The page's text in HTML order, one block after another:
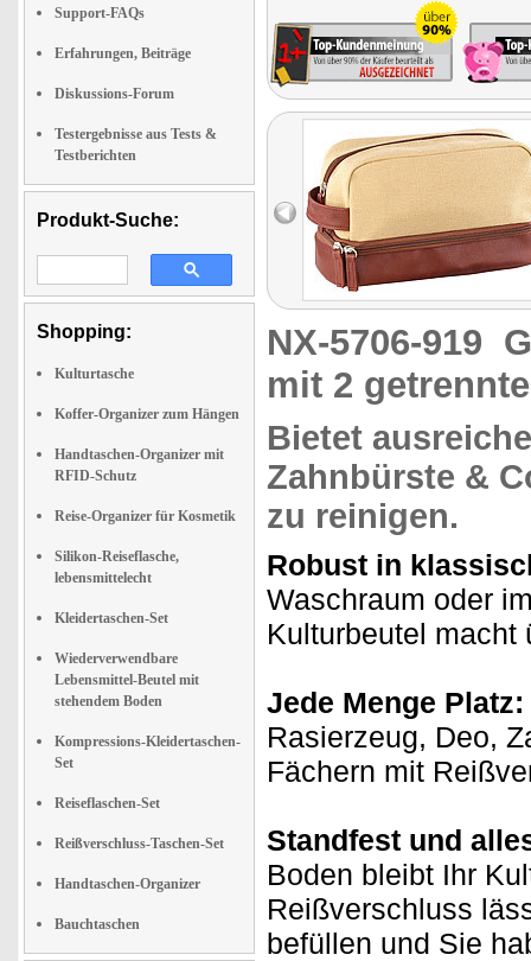
Support-FAQs
Erfahrungen, Beiträge
Diskussions-Forum
Testergebnisse aus Tests &
Testberichten
Produkt-Suche:
Shopping:
Kulturtasche
Koffer-Organizer zum Hängen
Handtaschen-Organizer mit
RFID-Schutz
Reise-Organizer für Kosmetik
Silikon-Reiseflasche,
lebensmittelecht
Kleidertaschen-Set
Wiederverwendbare
Lebensmittel-Beutel mit
stehendem Boden
Kompressions-Kleidertaschen-
Set
Reiseflaschen-Set
Reißverschluss-Taschen-Set
Handtaschen-Organizer
Bauchtaschen
NX-5706-919
mit 2
Bietet
Zahnbürste &
zu reinigen.
Robust in
Waschraum oder
Kulturbeutel macht
Jede Menge Platz:
Rasierzeug, Deo,
Fächern mit
Standfest und
Boden bleibt Ihr
Reißverschluss
befüllen und Sie